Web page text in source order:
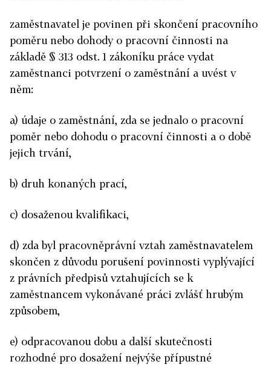
zaměstnavatel je povinen při skončení pracovního
poměru nebo dohody o pracovní činnosti na
základě § 313 odst. 1 zákoníku práce vydat
zaměstnanci potvrzení o zaměstnání a uvést v
něm:
a) údaje o zaměstnání, zda se jednalo o pracovní
poměr nebo dohodu o pracovní činnosti a o době
jejich trvání,
b) druh konaných prací,
c) dosaženou kvalifikaci,
d) zda byl pracovněprávní vztah zaměstnavatelem
skončen z důvodu porušení povinnosti vyplývající
z právních předpisů vztahujících se k
zaměstnancem vykonávané práci zvlášť hrubým
způsobem,
e) odpracovanou dobu a další skutečnosti
rozhodné pro dosažení nejvýše přípustné